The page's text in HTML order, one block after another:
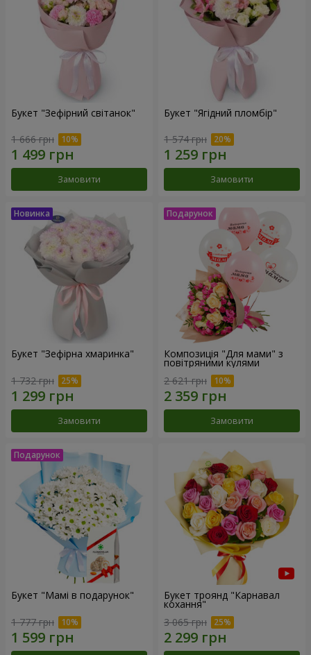
Букет "Зефірний світанок"
1 666 грн
Замовити
Букет "Ягідний пломбір"
1 574 грн
Замовити
Букет "Зефірна хмаринка"
1 732 грн
Замовити
Композиція "Для мами" з
повітряними кулями
2 621 грн
Замовити
Букет "Мамі в подарунок"
1 777 грн
Букет троянд "Карнавал
кохання"
3 065 грн